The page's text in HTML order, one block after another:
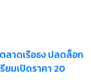
ลาดเรือธง ปลดล็อก
ยมเปิดราคา 20